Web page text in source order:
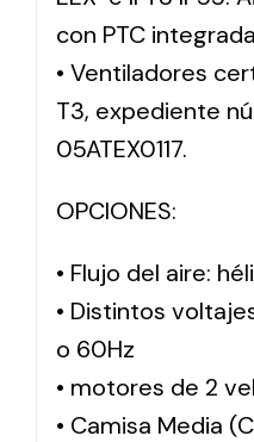
con PTC
• Ventiladores
T3, expediente
05ATEX0117.
OPCIONES:
• Flujo del aire:
• Distintos
o 60Hz
• motores de 2
• Camisa Media